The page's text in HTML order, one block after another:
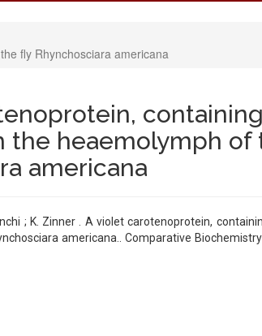
fly Rhynchosciara americana
the heaemolymph of
americana
; K. Zinner . A violet carotenoprotein,
americana.. Comparative